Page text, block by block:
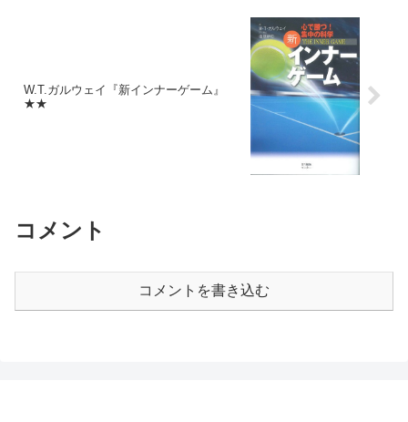
W.T.ガルウェイ『新インナーゲーム』
★★
コメント
コメントを書き込む